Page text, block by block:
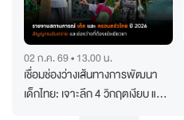
02 ก.ค. 69 • 13.00 น.
เชื่อมช่องว่างเส้นทางการพัฒนา
เด็กไทย: เจาะลึก 4 วิกฤตเงียบ และ